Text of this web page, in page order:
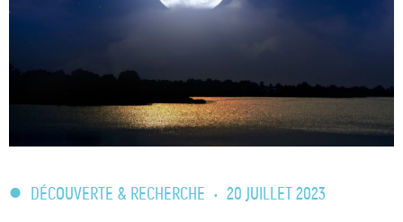
DÉCOUVERTE & RECHERCHE • 20 JUILLET 2023